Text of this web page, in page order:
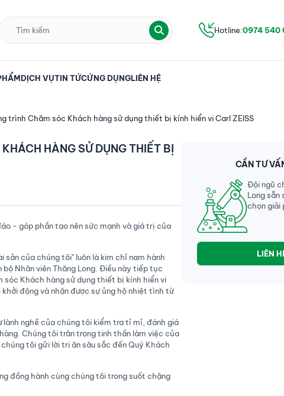
Hotline:0974 540
DỊCH VỤTIN TỨCỨNG DỤNGLIÊN HỆ
trình Chăm sóc Khách hàng sử dụng thiết bị kính hiển vi Carl ZEISS
HÀNG SỬ DỤNG THIẾT BỊ
- góp phần tạo nên sức mạnh và giá trị của
sản của chúng tôi" luôn là kim chỉ nam hành
Nhân viên Thăng Long. Điều này tiếp tục
Khách hàng sử dụng thiết bị kính hiển vi
động và nhận được sự ủng hộ nhiệt tình từ
lành nghề của chúng tôi kiểm tra tỉ mỉ, đánh giá
Chúng tôi trân trọng tinh thần làm việc của
tôi gửi lời tri ân sâu sắc đến Quý Khách
đồng hành cùng chúng tôi trong suốt chặng
CẦN TƯ
Đội ngũ
Long sẵn
chọn giải
LIÊN